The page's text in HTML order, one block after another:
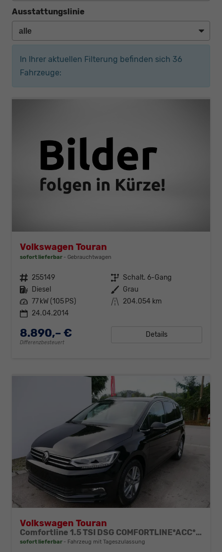
Ausstattungslinie
In Ihrer aktuellen Filterung befinden sich 36
Fahrzeuge:
Volkswagen Touran
sofort lieferbar Gebrauchtwagen
Fahrzeugnr. 255149 Getriebe Schalt. 6-Gang
Kraftstoff Diesel Außenfarbe Grau
Leistung 77 kW (105 PS) Kilometerstand 204.054 km
24.04.2014
8.890,– €
Differenzbesteuert
Details
Volkswagen Touran
Comfortline 1.5 TSI DSG COMFORTLINE*ACC*LED*PDC*KAMERA*NAVI*SHZ* 7-SITZER 17-ZOLL
sofort lieferbar Fahrzeug mit Tageszulassung